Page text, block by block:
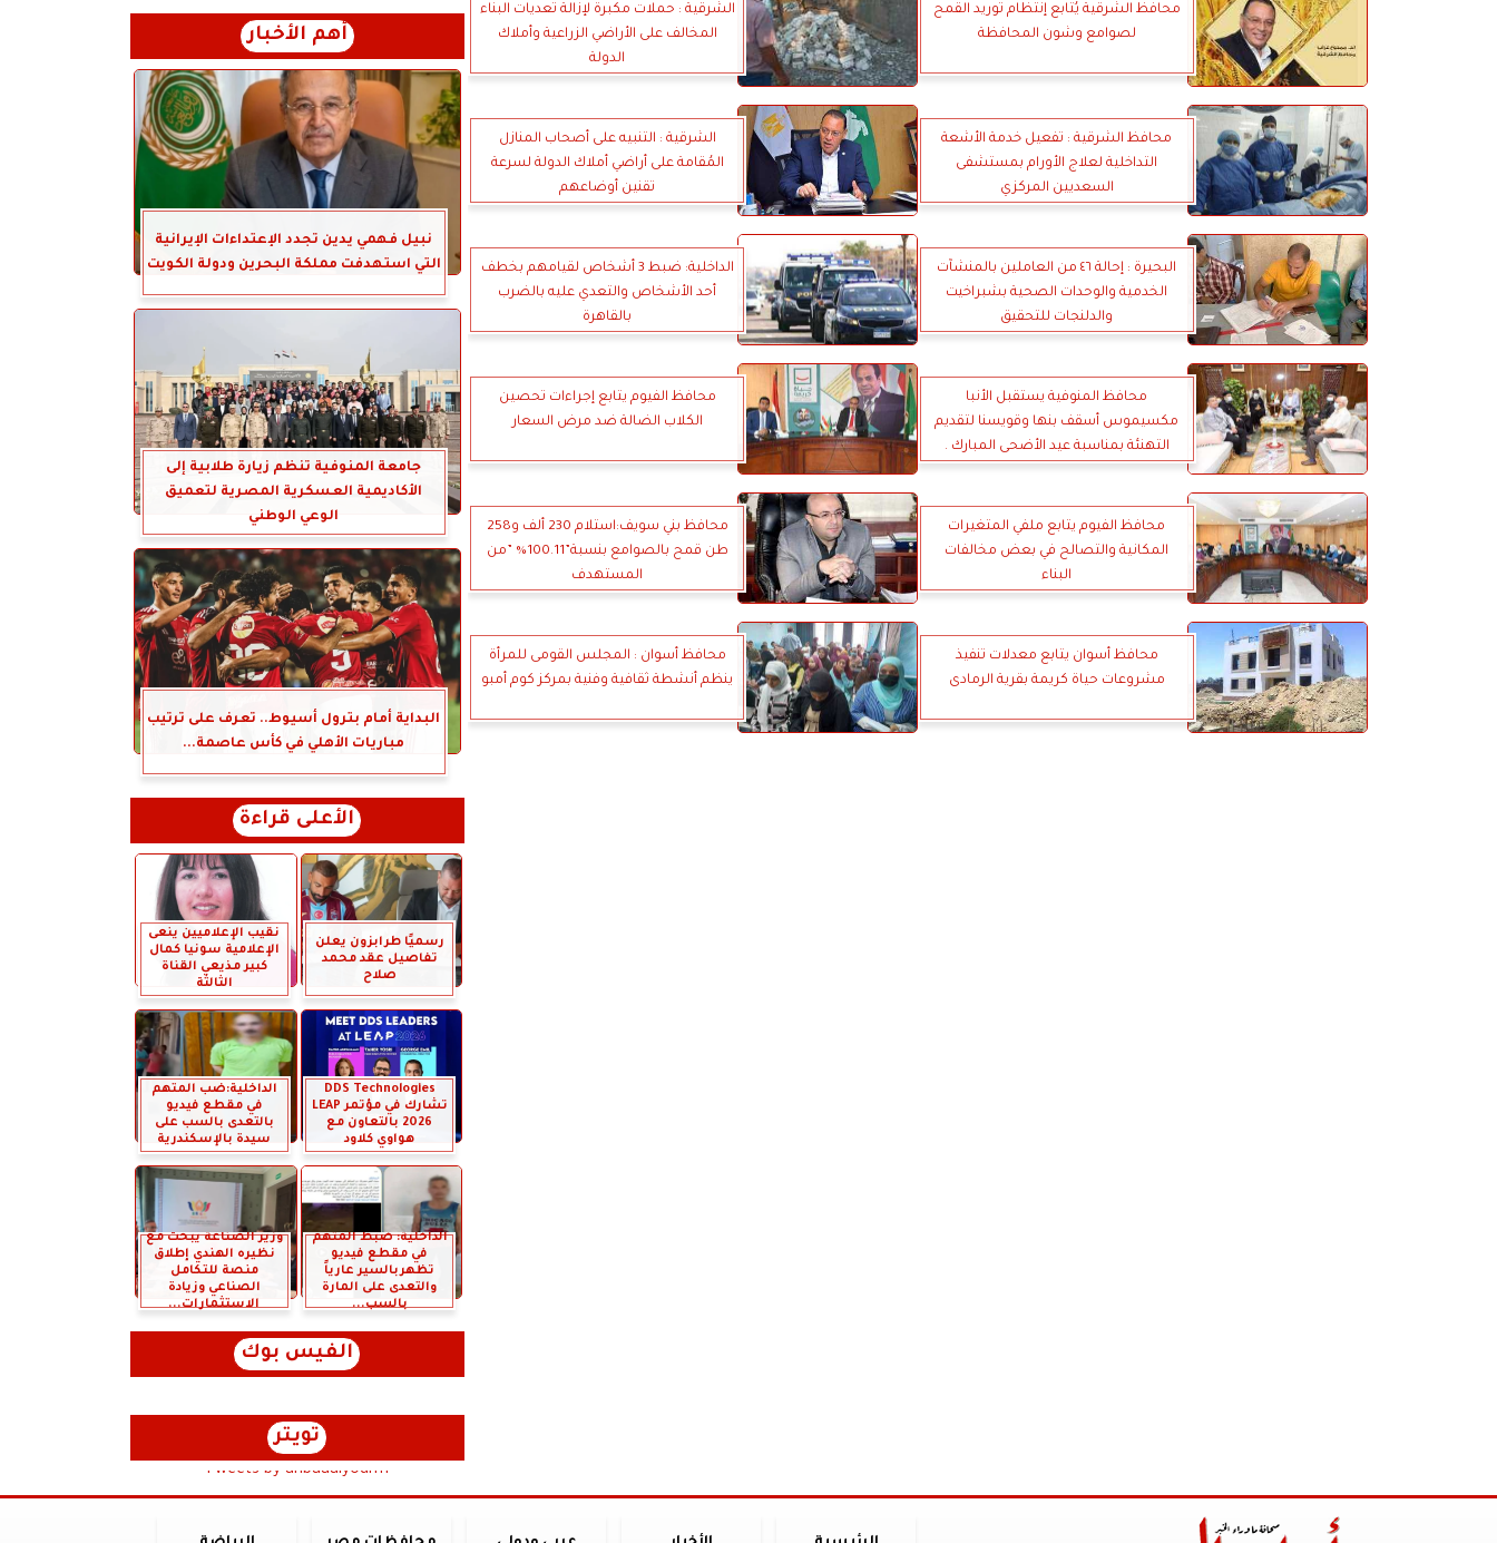
محافظ الشرقية يُتابع إنتظام توريد القمح
لصوامع وشون المحافظة
الشرقية : حملات مكبرة لإزالة تعديات البناء
المخالف على الأراضي الزراعية وأملاك
الدولة
محافظ الشرقية : تفعيل خدمة الأشعة
التداخلية لعلاج الأورام بمستشفى
السعديين المركزي
الشرقية : التنبيه على أصحاب المنازل
المُقامة على أراضي أملاك الدولة لسرعة
تقنين أوضاعهم
البحيرة : إحالة ٤٦ من العاملين بالمنشآت
الخدمية والوحدات الصحية بشبراخيت
والدلنجات للتحقيق
الداخلية: ضبط 3 أشخاص لقيامهم بخطف
أحد الأشخاص والتعدي عليه بالضرب
بالقاهرة
محافظ المنوفية يستقبل الأنبا
مكسيموس أسقف بنها وقويسنا لتقديم
التهنئة بمناسبة عيد الأضحى المبارك .
محافظ الفيوم يتابع إجراءات تحصين
الكلاب الضالة ضد مرض السعار
محافظ الفيوم يتابع ملفي المتغيرات
المكانية والتصالح في بعض مخالفات
البناء
محافظ بني سويف:استلام 230 ألف و258
طن قمح بالصوامع بنسبة”100.11% ”من
المستهدف
محافظ أسوان يتابع معدلات تنفيذ
مشروعات حياة كريمة بقرية الرمادى
محافظ أسوان : المجلس القومى للمرأة
ينظم أنشطة ثقافية وفنية بمركز كوم أمبو
أهم الأخبار
نبيل فهمي يدين تجدد الإعتداءات الإيرانية
التي استهدفت مملكة البحرين ودولة الكويت
جامعة المنوفية تنظم زيارة طلابية إلى
الأكاديمية العسكرية المصرية لتعميق
الوعي الوطني
البداية أمام بترول أسيوط.. تعرف على ترتيب
مباريات الأهلي في كأس عاصمة...
الأعلى قراءة
رسميًا طرابزون يعلن
تفاصيل عقد محمد
صلاح
نقيب الإعلاميين ينعى
الإعلامية سونيا كمال
كبير مذيعي القناة
الثالثة
DDS Technologies
تشارك في مؤتمر LEAP
2026 بالتعاون مع
هواوي كلاود
الداخلية:ضب المتهم
في مقطع فيديو
بالتعدى بالسب على
سيدة بالإسكندرية
الداخلية: ضبط المتهم
في مقطع فيديو
تظهربالسير عارياً
والتعدى على المارة
بالسب...
وزير الصناعة يبحث مع
نظيره الهندي إطلاق
منصة للتكامل
الصناعي وزيادة
الاستثمارات...
الفيس بوك
تويتر
Tweets by anbaaalyoum1